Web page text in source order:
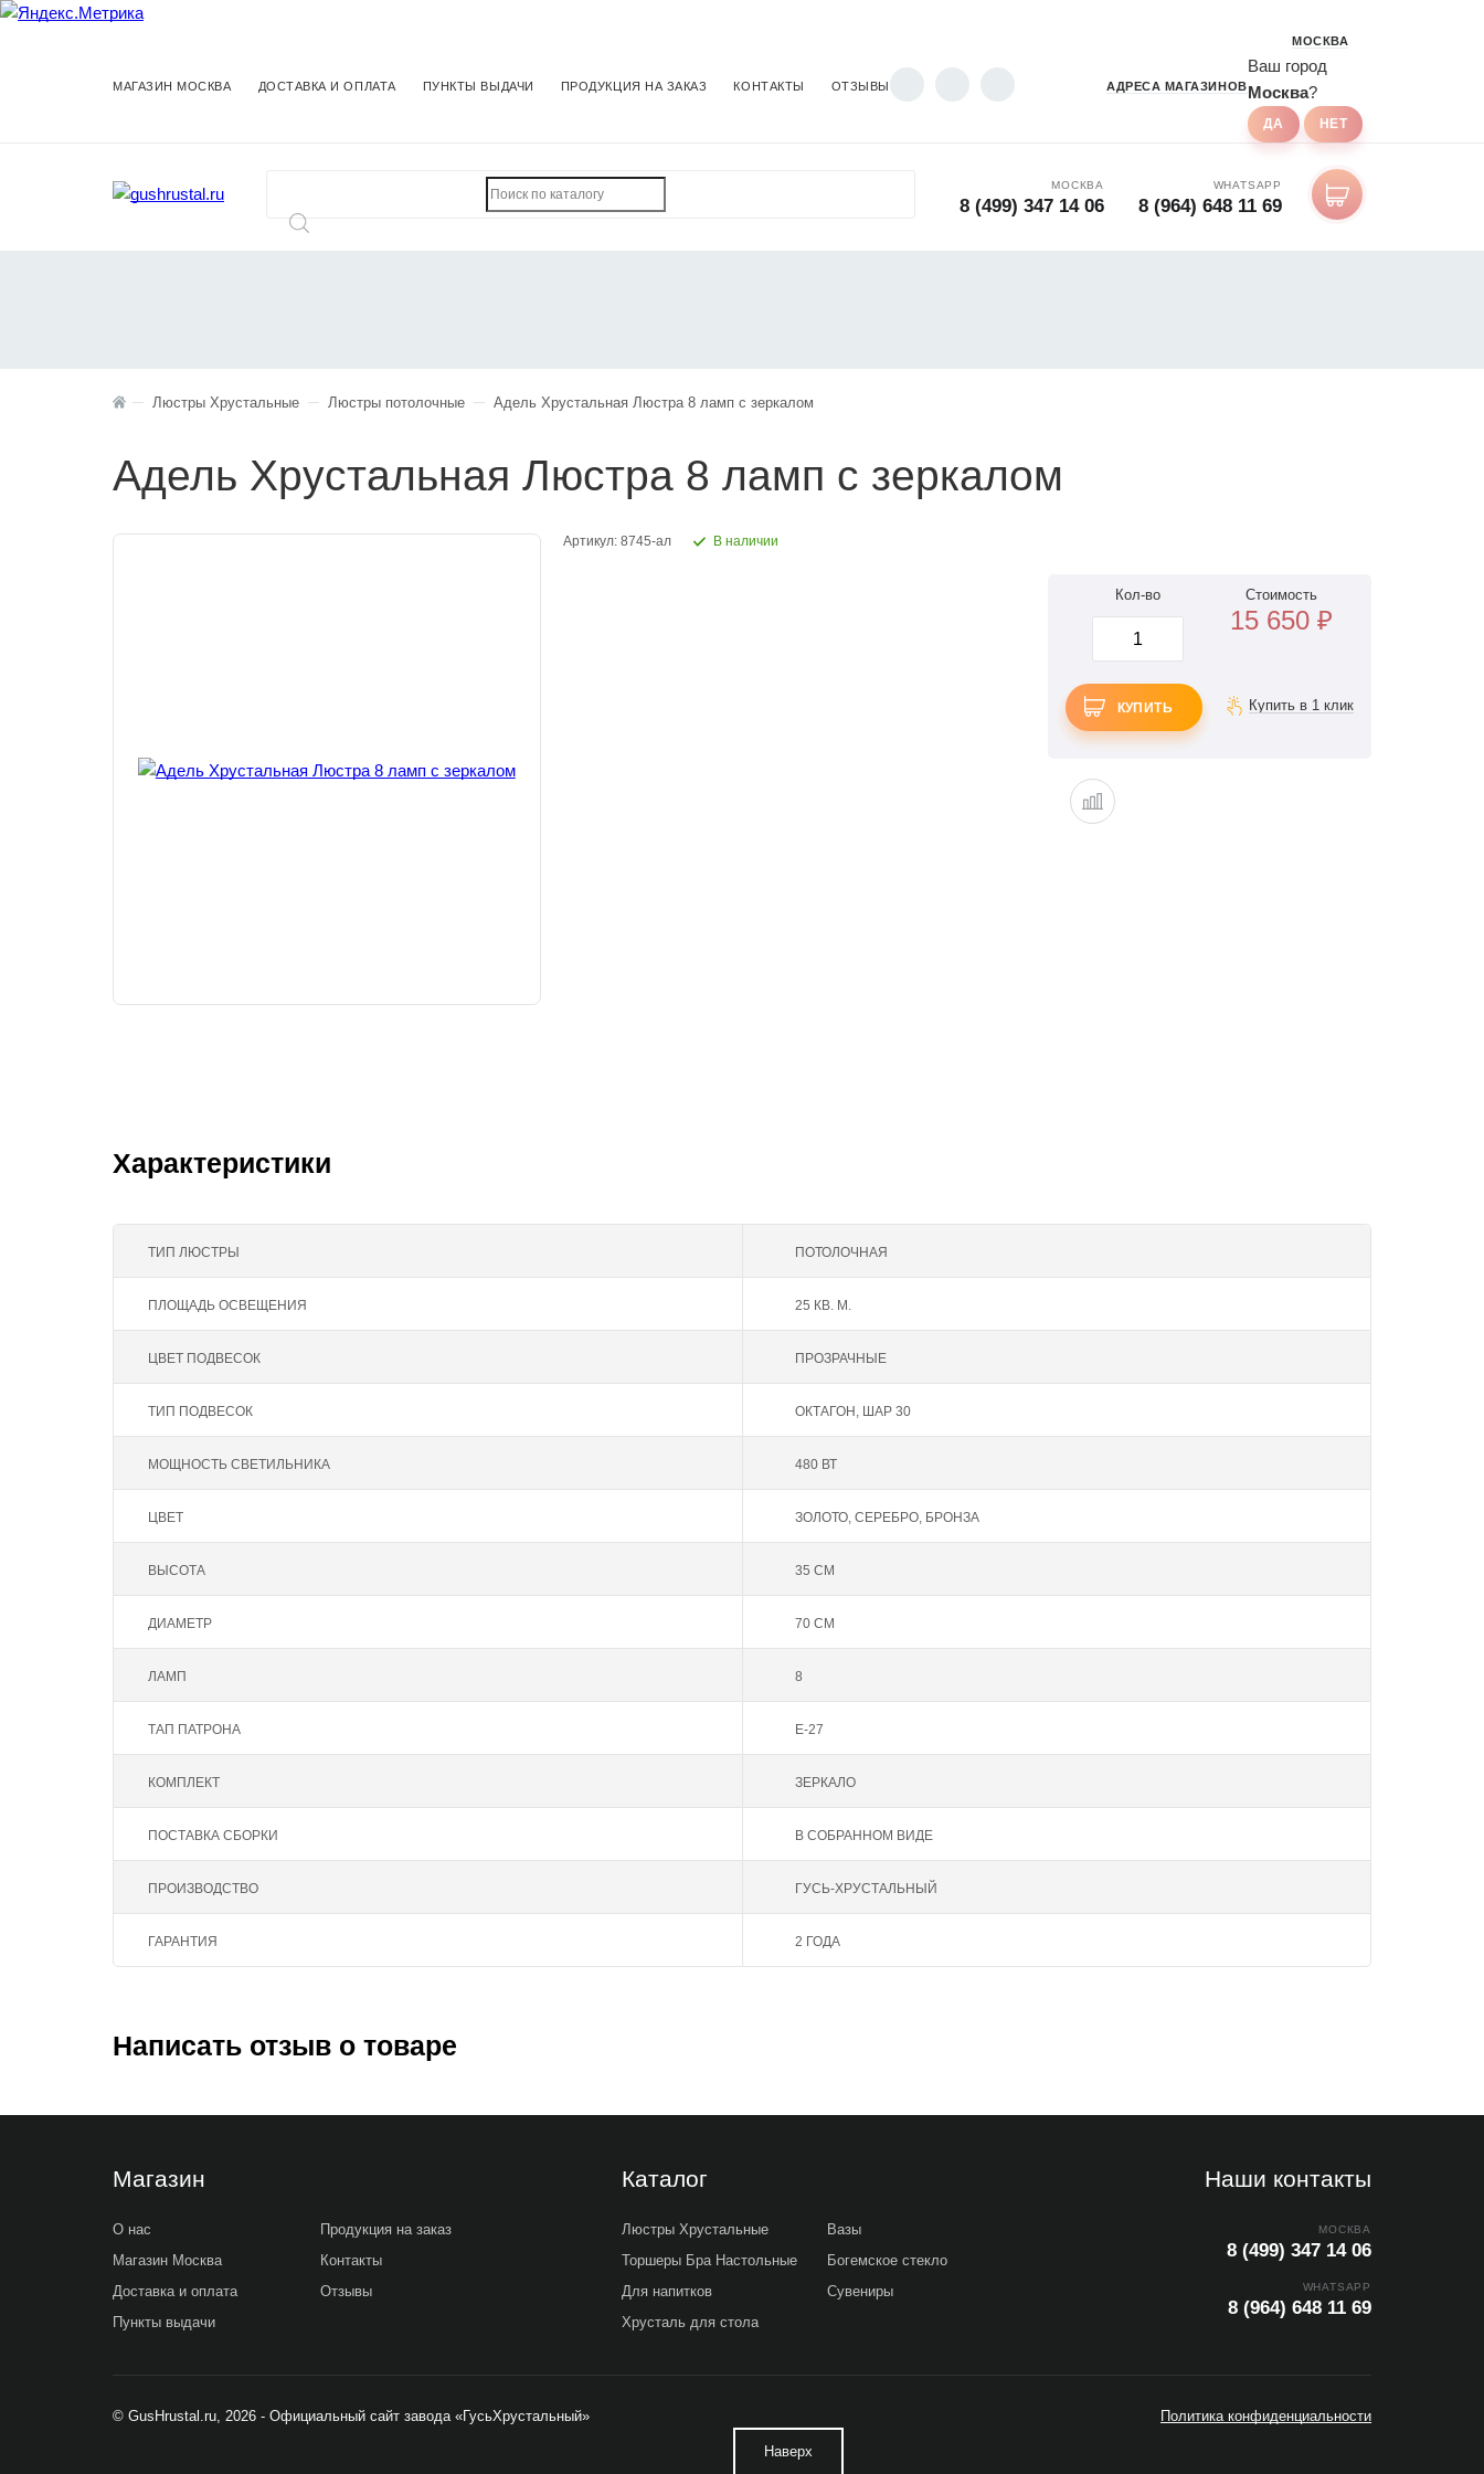
МАГАЗИН МОСКВА ДОСТАВКА И ОПЛАТА ПУНКТЫ ВЫДАЧИ ПРОДУКЦИЯ НА ЗАКАЗ КОНТАКТЫ ОТЗЫВЫ АДРЕСА МАГАЗИНОВ
МОСКВА
Ваш город
Москва?
МОСКВА
8 (499) 347 14 06
WHATSAPP
8 (964) 648 11 69
Люстры Хрустальные Люстры потолочные Адель Хрустальная Люстра 8 ламп с зеркалом
Адель Хрустальная Люстра 8 ламп с зеркалом
Артикул: 8745-ал В наличии
Кол-во Стоимость
15 650₽
КУПИТЬ
Характеристики
ТИП ЛЮСТРЫ ПОТОЛОЧНАЯ
ПЛОЩАДЬ ОСВЕЩЕНИЯ 25 КВ. М.
ЦВЕТ ПОДВЕСОК ПРОЗРАЧНЫЕ
ТИП ПОДВЕСОК ОКТАГОН, ШАР 30
МОЩНОСТЬ СВЕТИЛЬНИКА 480 ВТ
ЦВЕТ ЗОЛОТО, СЕРЕБРО, БРОНЗА
ВЫСОТА 35 СМ
ДИАМЕТР 70 СМ
ЛАМП 8
ТАП ПАТРОНА Е-27
КОМПЛЕКТ ЗЕРКАЛО
ПОСТАВКА СБОРКИ В СОБРАННОМ ВИДЕ
ПРОИЗВОДСТВО ГУСЬ-ХРУСТАЛЬНЫЙ
ГАРАНТИЯ 2 ГОДА
Написать отзыв о товаре
Магазин
О нас
Магазин Москва
Доставка и оплата
Пункты выдачи
Продукция на заказ
Контакты
Отзывы
Каталог
Люстры Хрустальные
Торшеры Бра Настольные
Для напитков
Хрусталь для стола
Вазы
Богемское стекло
Сувениры
Наши контакты
МОСКВА
8 (499) 347 14 06
WHATSAPP
8 (964) 648 11 69
© GusHrustal.ru, 2026 - Официальный сайт завода «ГусьХрустальный»
Наверх
Политика конфиденциальности